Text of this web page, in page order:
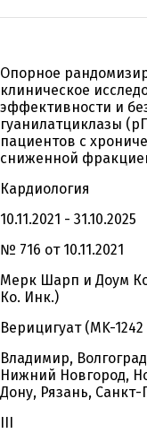
Опорное
клиническое
эффективности и
гуанилатциклазы
пациентов с
сниженной
Кардиология
10.11.2021 - 31.10.2025
№ 716 от 10.11.2021
Мерк Шарп и Доум
Ко. Инк.)
Верицигуат (MK-1242
Владимир,
Нижний Новгород,
Дону, Рязань, Санкт-
III